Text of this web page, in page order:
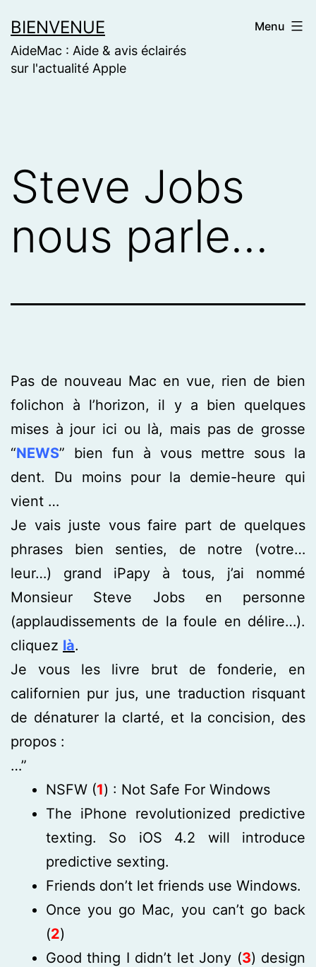
to
content
BIENVENUE
AideMac : Aide & avis éclairés
sur l'actualité Apple
Menu
Steve Jobs
nous parle…
Pas de nouveau Mac en vue, rien de bien
folichon à l’horizon, il y a bien quelques
mises à jour ici ou là, mais pas de grosse
“NEWS” bien fun à vous mettre sous la
dent. Du moins pour la demie-heure qui
vient …
Je vais juste vous faire part de quelques
phrases bien senties, de notre (votre…
leur…) grand iPapy à tous, j’ai nommé
Monsieur Steve Jobs en personne
(applaudissements de la foule en délire…).
cliquez là.
Je vous les livre brut de fonderie, en
californien pur jus, une traduction risquant
de dénaturer la clarté, et la concision, des
propos :
…”
NSFW (1) : Not Safe For Windows
The iPhone revolutionized predictive
texting. So iOS 4.2 will introduce
predictive sexting.
Friends don’t let friends use Windows.
Once you go Mac, you can’t go back
(2)
Good thing I didn’t let Jony (3) design